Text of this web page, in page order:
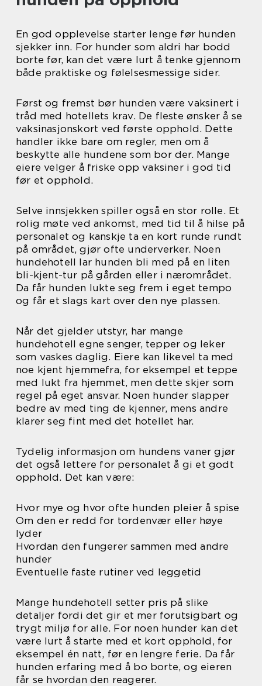
En god opplevelse starter lenge før hunden
sjekker inn. For hunder som aldri har bodd
borte før, kan det være lurt å tenke gjennom
både praktiske og følelsesmessige sider.
Først og fremst bør hunden være vaksinert i
tråd med hotellets krav. De fleste ønsker å se
vaksinasjonskort ved første opphold. Dette
handler ikke bare om regler, men om å
beskytte alle hundene som bor der. Mange
eiere velger å friske opp vaksiner i god tid
før et opphold.
Selve innsjekken spiller også en stor rolle. Et
rolig møte ved ankomst, med tid til å hilse på
personalet og kanskje ta en kort runde rundt
på området, gjør ofte underverker. Noen
hundehotell lar hunden bli med på en liten
bli-kjent-tur på gården eller i nærområdet.
Da får hunden lukte seg frem i eget tempo
og får et slags kart over den nye plassen.
Når det gjelder utstyr, har mange
hundehotell egne senger, tepper og leker
som vaskes daglig. Eiere kan likevel ta med
noe kjent hjemmefra, for eksempel et teppe
med lukt fra hjemmet, men dette skjer som
regel på eget ansvar. Noen hunder slapper
bedre av med ting de kjenner, mens andre
klarer seg fint med det hotellet har.
Tydelig informasjon om hundens vaner gjør
det også lettere for personalet å gi et godt
opphold. Det kan være:
Hvor mye og hvor ofte hunden pleier å spise
Om den er redd for tordenvær eller høye
lyder
Hvordan den fungerer sammen med andre
hunder
Eventuelle faste rutiner ved leggetid
Mange hundehotell setter pris på slike
detaljer fordi det gir et mer forutsigbart og
trygt miljø for alle. For noen hunder kan det
være lurt å starte med et kort opphold, for
eksempel én natt, før en lengre ferie. Da får
hunden erfaring med å bo borte, og eieren
får se hvordan den reagerer.